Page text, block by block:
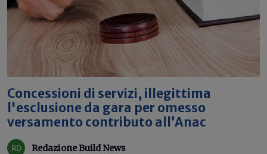
Concessioni di servizi, illegittima
l'esclusione da gara per omesso
versamento contributo all’Anac
Redazione Build News